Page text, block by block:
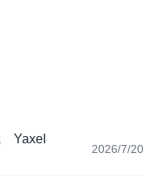
Yaxel
2026/7/20